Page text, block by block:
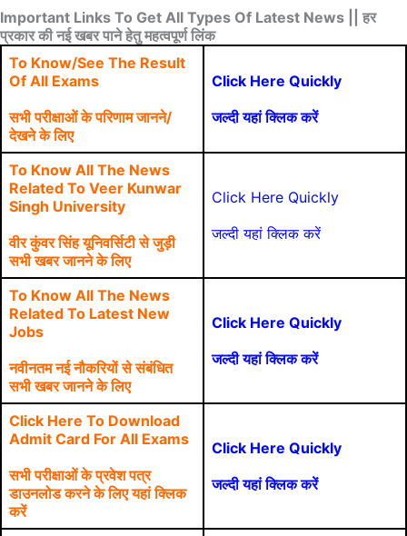
Important Links To Get All Types Of Latest News || हर
प्रकार की नई खबर पाने हेतु महत्वपूर्ण लिंक
To Know/See The Result
Of All Exams
सभी परीक्षाओं के परिणाम जानने/
देखने के लिए
Click Here Quickly
जल्दी यहां क्लिक करें
To Know All The News
Related To Veer Kunwar
Singh University
वीर कुंवर सिंह यूनिवर्सिटी से जुड़ी
सभी खबर जानने के लिए
Click Here Quickly
जल्दी यहां क्लिक करें
To Know All The News
Related To Latest New
Jobs
नवीनतम नई नौकरियों से संबंधित
सभी खबर जानने के लिए
Click Here Quickly
जल्दी यहां क्लिक करें
Click Here To Download
Admit Card For All Exams
सभी परीक्षाओं के प्रवेश पत्र
डाउनलोड करने के लिए यहां क्लिक
करें
Click Here Quickly
जल्दी यहां क्लिक करें